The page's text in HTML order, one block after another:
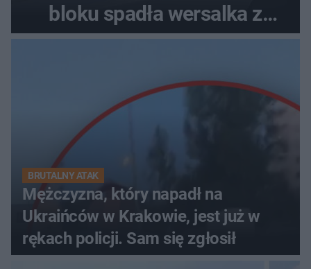
bloku spadła wersalka z
pościelą
BRUTALNY ATAK
Mężczyzna, który napadł na
Ukraińców w Krakowie, jest już w
rękach policji. Sam się zgłosił